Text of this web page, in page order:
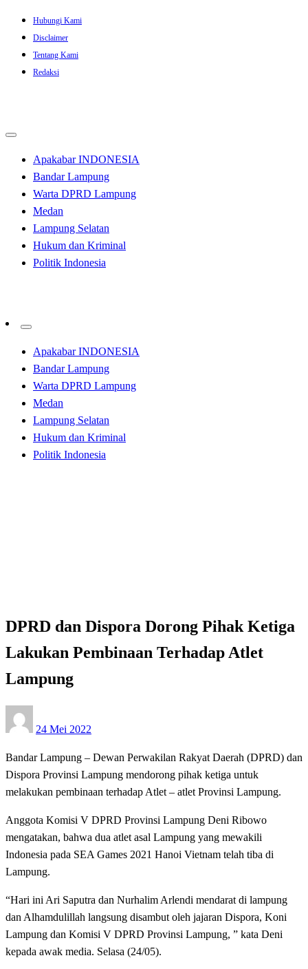
Skip
content
Hubungi Kami
Disclaimer
Tentang Kami
Redaksi
Apakabar INDONESIA
Bandar Lampung
Warta DPRD Lampung
Medan
Lampung Selatan
Hukum dan Kriminal
Politik Indonesia
Apakabar INDONESIA
Bandar Lampung
Warta DPRD Lampung
Medan
Lampung Selatan
Hukum dan Kriminal
Politik Indonesia
DPRD dan Dispora Dorong Pihak Ketiga
Lakukan Pembinaan Terhadap Atlet
Lampung
on
24 Mei 2022
Bandar Lampung – Dewan Perwakilan Rakyat Daerah (DPRD) dan
Dispora Provinsi Lampung mendorong pihak ketiga untuk
melakukan pembinaan terhadap Atlet – atlet Provinsi Lampung.
Anggota Komisi V DPRD Provinsi Lampung Deni Ribowo
mengatakan, bahwa dua atlet asal Lampung yang mewakili
Indonesia pada SEA Games 2021 Hanoi Vietnam telah tiba di
Lampung.
“Hari ini Ari Saputra dan Nurhalim Arlendi mendarat di lampung
dan Alhamdulillah langsung disambut oleh jajaran Dispora, Koni
Lampung dan Komisi V DPRD Provinsi Lampung, ” kata Deni
kepada awak media. Selasa (24/05).